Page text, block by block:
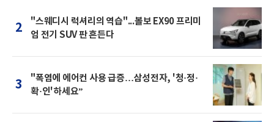
2
"스웨디시 럭셔리의 역습"...볼보 EX90 프리미
엄 전기 SUV 판 흔든다
3
"폭염에 에어컨 사용 급증…삼성전자, '청·정·
확·인'하세요”